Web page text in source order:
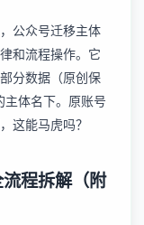
公众号迁移主体
和流程操作。它
分数据（原创保
主体名下。原账号
这能马虎吗？
程拆解（附